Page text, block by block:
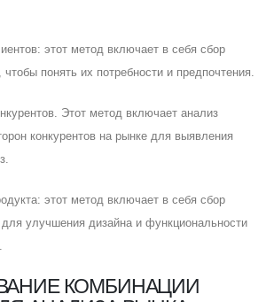
этот метод включает в себя сбор
понять их потребности и предпочтения.
Этот метод включает анализ
конкурентов на рынке для выявления
этот метод включает в себя сбор
для улучшения дизайна и функциональности
КОМБИНАЦИИ